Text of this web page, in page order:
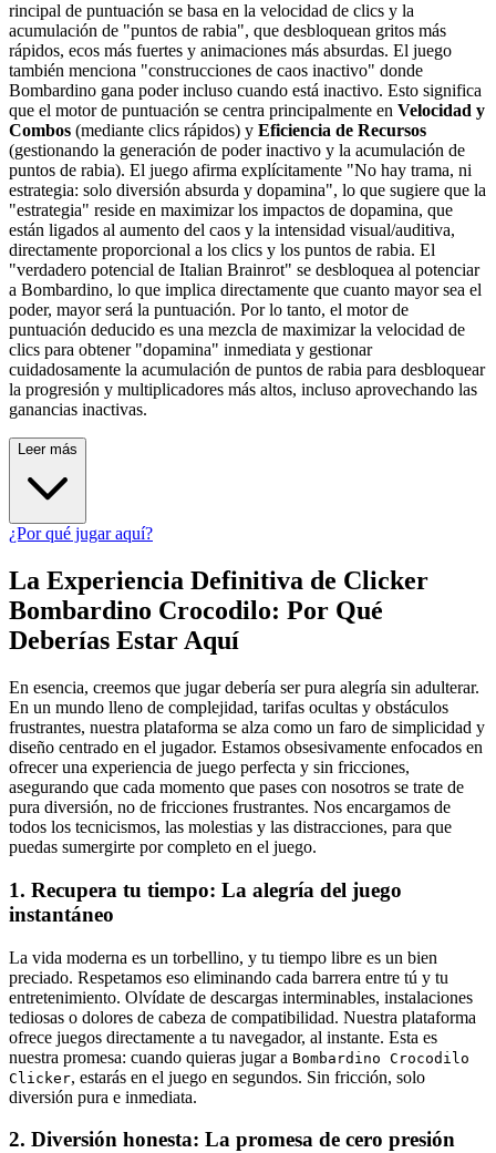
rincipal de puntuación se basa en la velocidad de clics y la
acumulación de "puntos de rabia", que desbloquean gritos más
rápidos, ecos más fuertes y animaciones más absurdas. El juego
también menciona "construcciones de caos inactivo" donde
Bombardino gana poder incluso cuando está inactivo. Esto significa
que el motor de puntuación se centra principalmente en Velocidad y
Combos (mediante clics rápidos) y Eficiencia de Recursos
(gestionando la generación de poder inactivo y la acumulación de
puntos de rabia). El juego afirma explícitamente "No hay trama, ni
estrategia: solo diversión absurda y dopamina", lo que sugiere que la
"estrategia" reside en maximizar los impactos de dopamina, que
están ligados al aumento del caos y la intensidad visual/auditiva,
directamente proporcional a los clics y los puntos de rabia. El
"verdadero potencial de Italian Brainrot" se desbloquea al potenciar
a Bombardino, lo que implica directamente que cuanto mayor sea el
poder, mayor será la puntuación. Por lo tanto, el motor de
puntuación deducido es una mezcla de maximizar la velocidad de
clics para obtener "dopamina" inmediata y gestionar
cuidadosamente la acumulación de puntos de rabia para desbloquear
la progresión y multiplicadores más altos, incluso aprovechando las
ganancias inactivas.
Leer más
¿Por qué jugar aquí?
La Experiencia Definitiva de Clicker
Bombardino Crocodilo: Por Qué
Deberías Estar Aquí
En esencia, creemos que jugar debería ser pura alegría sin adulterar.
En un mundo lleno de complejidad, tarifas ocultas y obstáculos
frustrantes, nuestra plataforma se alza como un faro de simplicidad y
diseño centrado en el jugador. Estamos obsesivamente enfocados en
ofrecer una experiencia de juego perfecta y sin fricciones,
asegurando que cada momento que pases con nosotros se trate de
pura diversión, no de fricciones frustrantes. Nos encargamos de
todos los tecnicismos, las molestias y las distracciones, para que
puedas sumergirte por completo en el juego.
1. Recupera tu tiempo: La alegría del juego
instantáneo
La vida moderna es un torbellino, y tu tiempo libre es un bien
preciado. Respetamos eso eliminando cada barrera entre tú y tu
entretenimiento. Olvídate de descargas interminables, instalaciones
tediosas o dolores de cabeza de compatibilidad. Nuestra plataforma
ofrece juegos directamente a tu navegador, al instante. Esta es
nuestra promesa: cuando quieras jugar a Bombardino Crocodilo
Clicker, estarás en el juego en segundos. Sin fricción, solo
diversión pura e inmediata.
2. Diversión honesta: La promesa de cero presión